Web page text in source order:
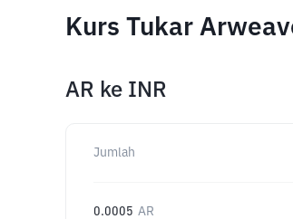
Kurs Tukar
AR ke INR
Jumlah
0.0005 AR